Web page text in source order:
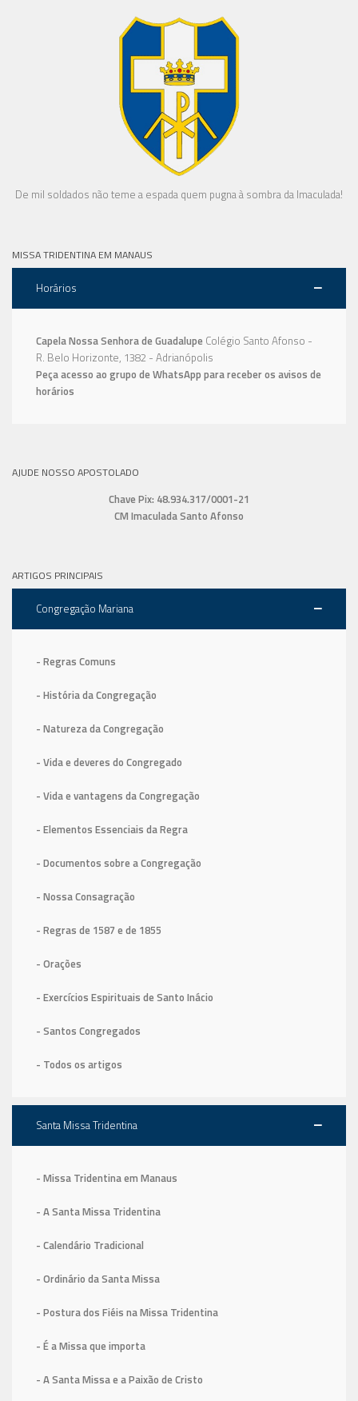
De mil soldados não teme a espada quem pugna à sombra da Imaculada!
MISSA TRIDENTINA EM MANAUS
Horários
Capela Nossa Senhora de Guadalupe Colégio Santo Afonso -
R. Belo Horizonte, 1382 - Adrianópolis
Peça acesso ao grupo de WhatsApp para receber os avisos de
horários
AJUDE NOSSO APOSTOLADO
Chave Pix: 48.934.317/0001-21
CM Imaculada Santo Afonso
ARTIGOS PRINCIPAIS
Congregação Mariana
- Regras Comuns
- História da Congregação
- Natureza da Congregação
- Vida e deveres do Congregado
- Vida e vantagens da Congregação
- Elementos Essenciais da Regra
- Documentos sobre a Congregação
- Nossa Consagração
- Regras de 1587 e de 1855
- Orações
- Exercícios Espirituais de Santo Inácio
- Santos Congregados
- Todos os artigos
Santa Missa Tridentina
- Missa Tridentina em Manaus
- A Santa Missa Tridentina
- Calendário Tradicional
- Ordinário da Santa Missa
- Postura dos Fiéis na Missa Tridentina
- É a Missa que importa
- A Santa Missa e a Paixão de Cristo